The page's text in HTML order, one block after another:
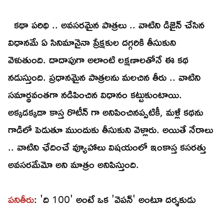
కథా పరిథి .. అవసరమైన పాత్రలు .. వాటిని డిజైన్ చేసిన
విధానమే ఏ సినిమానైనా ప్రేక్షకుల దగ్గరికి తీసుకుని
వెళుతుంది. దాదాపుగా అలాంటి లక్షణాలతోనే ఈ కథ
నడుస్తుంది. ప్రధానమైన పాత్రలను మలచిన తీరు .. వాటిని
సమార్థవంతగా నడిపించిన విధానం కట్టుకుంటాయి.
అక్కడక్కడా కాస్త రొటీన్ గా అనిపించినప్పటికీ, మళ్లీ కథను
గాడిలో పెడుతూ ముందుకు తీసుకుని వెళ్లారు. అయితే నేరాలు
.. వాటిని ఛేదించే వ్యూహాలు విషయంలో ఇంకాస్త కసరత్తు
అవసరమేమో అని మాత్రం అనిపిస్తుంది.
పనితీరు: 'ది 100' అంటే ఒక 'వెపన్' అంటూ దర్శకుడు